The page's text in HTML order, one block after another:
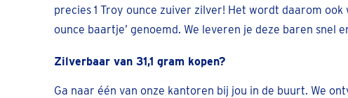
precies 1 Troy ounce zuiver zilver! Het wordt daarom ook
ounce baartje’ genoemd. We leveren je deze baren snel
Zilverbaar van 31,1 gram kopen?
Ga naar één van onze kantoren bij jou in de buurt. We